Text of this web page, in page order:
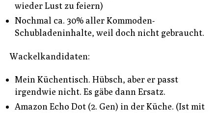
wieder Lust zu feiern)
Nochmal ca. 30% aller Kommoden-
Schubladeninhalte, weil doch nicht gebraucht.
Wackelkandidaten:
Mein Küchentisch. Hübsch, aber er passt
irgendwie nicht. Es gäbe dann Ersatz.
Amazon Echo Dot (2. Gen) in der Küche. (Ist mit